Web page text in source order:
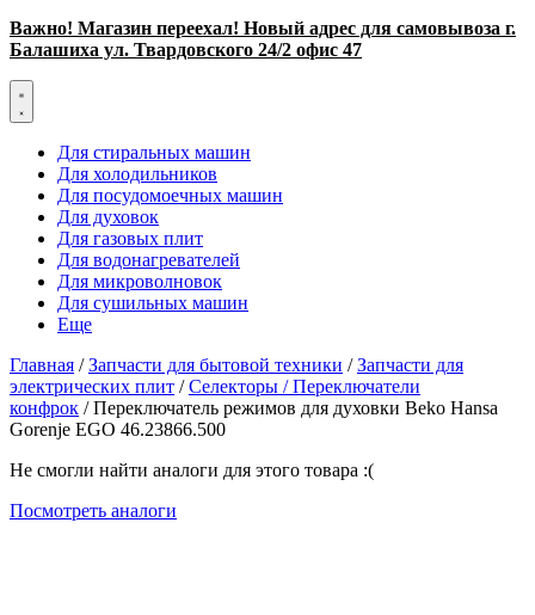
Важно! Магазин переехал! Новый адрес для самовывоза г.
Балашиха ул. Твардовского 24/2 офис 47
Для стиральных машин
Для холодильников
Для посудомоечных машин
Для духовок
Для газовых плит
Для водонагревателей
Для микроволновок
Для сушильных машин
Еще
Главная /Запчасти для бытовой техники /Запчасти для
электрических плит /Селекторы / Переключатели
конфрок / Переключатель режимов для духовки Beko Hansa
Gorenje EGO 46.23866.500
Не смогли найти аналоги для этого товара :(
Посмотреть аналоги